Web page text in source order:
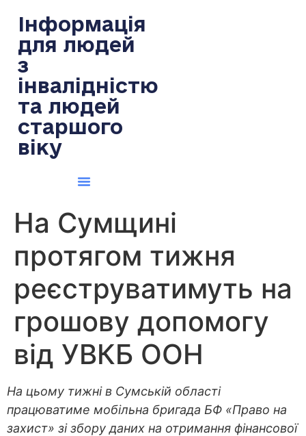
Інформація
для людей
з
інвалідністю
та людей
старшого
віку
На Сумщині
протягом тижня
реєструватимуть на
грошову допомогу
від УВКБ ООН
На цьому тижні в Сумській області
працюватиме мобільна бригада БФ «Право на
захист» зі збору даних на отримання фінансової